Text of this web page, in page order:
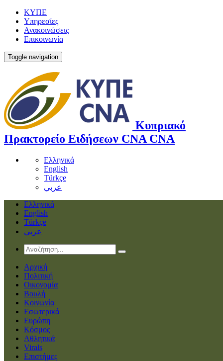
ΚΥΠΕ
Υπηρεσίες
Ανακοινώσεις
Επικοινωνία
Toggle navigation
Κυπριακό
Πρακτορείο Ειδήσεων CNA CNA
Ελληνικά
English
Türkçe
عربي
Ελληνικά
English
Türkçe
عربي
Αρχική
Πολιτική
Οικονομία
Βουλή
Κοινωνία
Εσωτερικά
Ευρώπη
Κόσμος
Αθλητικά
Virals
Επιστήμες